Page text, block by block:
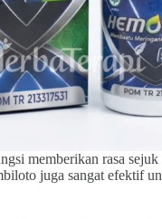
memberikan rasa
juga sangat efektif